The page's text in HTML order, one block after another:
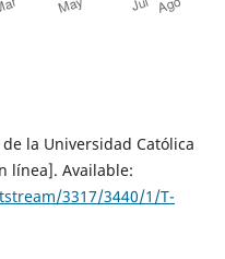
la Universidad Católica
línea]. Available:
3317/3440/1/T-